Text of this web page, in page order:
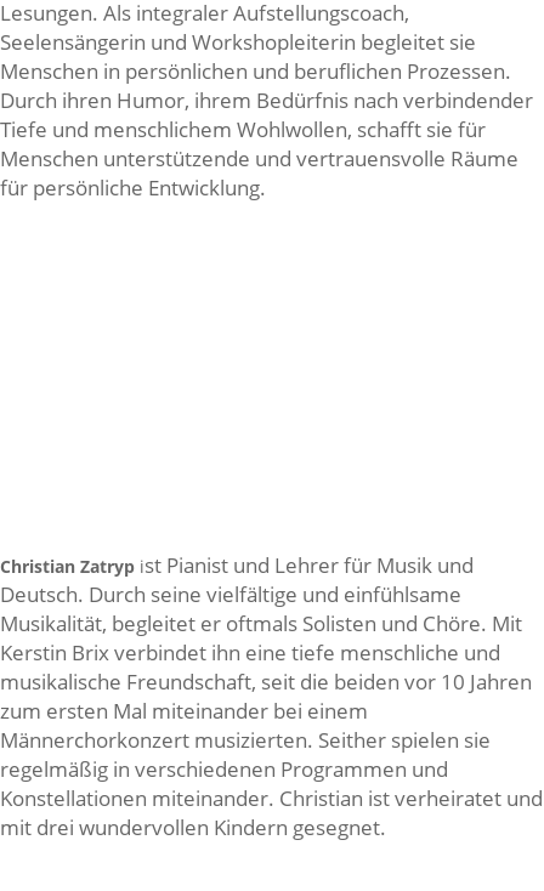
Lesungen. Als integraler Aufstellungscoach,
Seelensängerin und Workshopleiterin begleitet sie
Menschen in persönlichen und beruflichen Prozessen.
Durch ihren Humor, ihrem Bedürfnis nach verbindender
Tiefe und menschlichem Wohlwollen, schafft sie für
Menschen unterstützende und vertrauensvolle Räume
für persönliche Entwicklung.
Christian Zatryp ist Pianist und Lehrer für Musik und
Deutsch. Durch seine vielfältige und einfühlsame
Musikalität, begleitet er oftmals Solisten und Chöre. Mit
Kerstin Brix verbindet ihn eine tiefe menschliche und
musikalische Freundschaft, seit die beiden vor 10 Jahren
zum ersten Mal miteinander bei einem
Männerchorkonzert musizierten. Seither spielen sie
regelmäßig in verschiedenen Programmen und
Konstellationen miteinander. Christian ist verheiratet und
mit drei wundervollen Kindern gesegnet.